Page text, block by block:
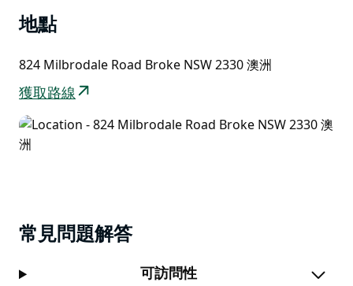
地點
824 Milbrodale Road Broke NSW 2330 澳洲
獲取路線
常見問題解答
可訪問性